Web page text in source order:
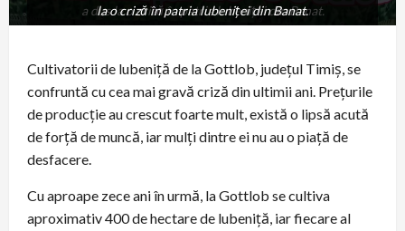
a dus la o criză în patria lubeniței din Banat.
la o criză în patria lubeniței din Banat.
Cultivatorii de lubeniță de la Gottlob, județul Timiș, se
confruntă cu cea mai gravă criză din ultimii ani. Prețurile
de producție au crescut foarte mult, există o lipsă acută
de forță de muncă, iar mulți dintre ei nu au o piață de
desfacere.
Cu aproape zece ani în urmă, la Gottlob se cultiva
aproximativ 400 de hectare de lubeniță, iar fiecare al